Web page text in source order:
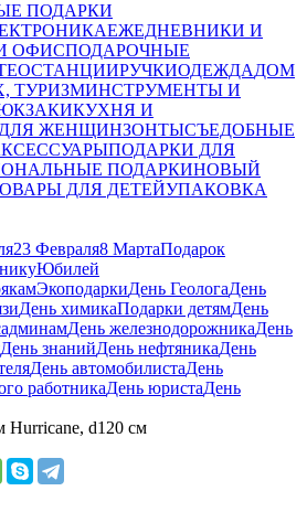
ПОДАРКИ
ЕЖЕДНЕВНИКИ И
ОФИСПОДАРОЧНЫЕ
РУЧКИОДЕЖДАДОМ
ТУРИЗМИНСТРУМЕНТЫ И
КУХНЯ И
ЖЕНЩИНЗОНТЫСЪЕДОБНЫЕ
ПОДАРКИ ДЛЯ
ПОДАРКИНОВЫЙ
ДЛЯ ДЕТЕЙУПАКОВКА
23 Февраля8 МартаПодарок
Юбилей
ЭкоподаркиДень ГеологаДень
День химикаПодарки детямДень
День железнодорожникаДень
День знанийДень нефтяникаДень
День автомобилистаДень
работникаДень юристаДень
Hurricane, d120 см